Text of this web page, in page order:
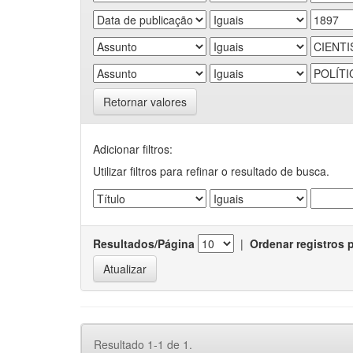
Retornar valores
Adicionar filtros:
Utilizar filtros para refinar o resultado de busca.
Resultados/Página | Ordenar registros
Resultado 1-1 de 1.